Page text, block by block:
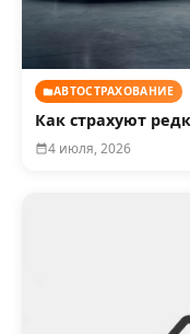
АВТОСТРАХОВАНИЕ
Как страхуют
4 июля, 2026